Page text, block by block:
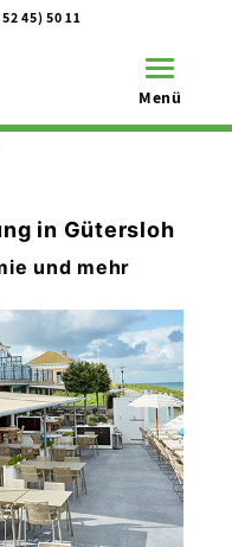
52 45) 50 11
Toggle
Menü
in Gütersloh
und mehr